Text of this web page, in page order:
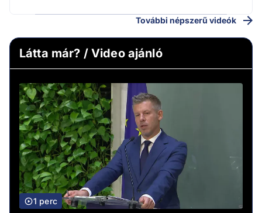
További népszerű videók
Látta már? / Video ajánló
1 perc